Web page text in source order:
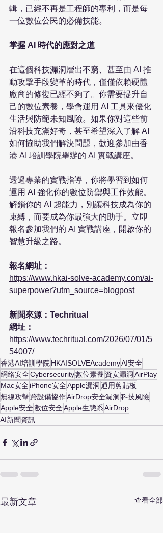
輯，已經不再是工程師的專利，而是每
一位數位公民的必備技能。
掌握 AI 時代的應對之道
在這個科技漏洞層出不窮、甚至由 AI 推
動攻擊手段變革的時代，僅僅依賴硬體
廠商的修復已經不夠了。你需要提升自
己的數位素養，學會運用 AI 工具來優化
生活與防範未知風險。如果你對這些前
沿科技充滿好奇，甚至希望深入了解 AI
如何協助我們解決問題，歡迎參加由香
港 AI 培訓學院舉辦的 AI 實戰講座。
透過專業的實戰指導，你將學習到如何
運用 AI 強化你的數位防禦與工作效能。
解鎖你的 AI 超能力，別讓科技成為你的
束縛，而要成為你最強大的助手。立即
報名參加我們的 AI 實戰講座，開啟你的
智慧升級之路。
報名網址：
https://www.hkai-solve-academy.com/ai-
superpower?utm_source=blogpost
新聞來源：Techritual
網址：
https://www.techritual.com/2026/07/01/5
54007/
香港AI培訓學院 HKAISOLVEAcademyAI安全
網絡安全Cybersecurity數位素養 資安漏洞AirPlay
Mac安全iPhone安全Apple漏洞通用剪貼板
無線攻擊跨設備協作AirDrop安全漏洞科技風險
Apple安全數位安全Apple生態系AirDrop
AI新聞資訊
最新文章 查看全部